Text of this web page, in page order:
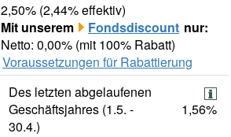
2,50% (2,44% effektiv)
Mit unserem
Fondsdiscount nur:
Netto: 0,00% (mit 100% Rabatt)
Voraussetzungen für Rabattierung
Des letzten abgelaufenen
Geschäftsjahres (1.5. -
30.4.)
1,56%